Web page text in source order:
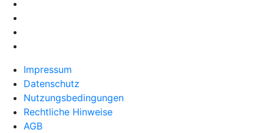
Impressum
Datenschutz
Nutzungsbedingungen
Rechtliche Hinweise
AGB